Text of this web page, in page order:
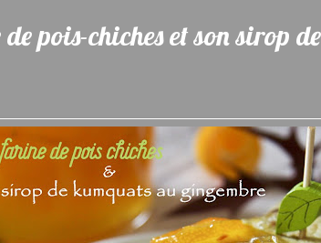
pois-chiches et son sirop